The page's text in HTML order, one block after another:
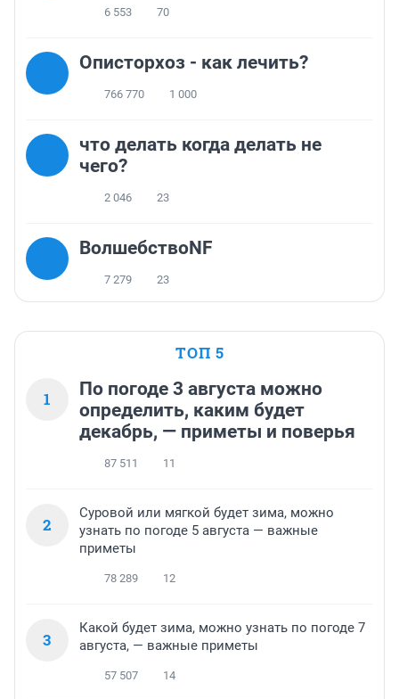
6 553 70
Описторхоз - как лечить?
766 770 1 000
что делать когда делать не
чего?
2 046 23
ВолшебствоNF
7 279 23
ТОП 5
1
По погоде 3 августа можно
определить, каким будет
декабрь, — приметы и поверья
87 511 11
2
Суровой или мягкой будет зима, можно
узнать по погоде 5 августа — важные
приметы
78 289 12
3
Какой будет зима, можно узнать по погоде 7
августа, — важные приметы
57 507 14